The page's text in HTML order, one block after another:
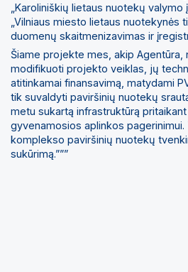
„Karoliniškių lietaus nuotekų
„Vilniaus miesto lietaus nuotekynės
duomenų skaitmenizavimas ir
Šiame projekte mes, akip Agentūra,
modifikuoti projekto veiklas, jų
atitinkamai finansavimą, matydami
tik suvaldyti paviršinių nuotekų
metu sukartą infrastruktūrą
gyvenamosios aplinkos
komplekso paviršinių nuotekų
sukūrimą.”””